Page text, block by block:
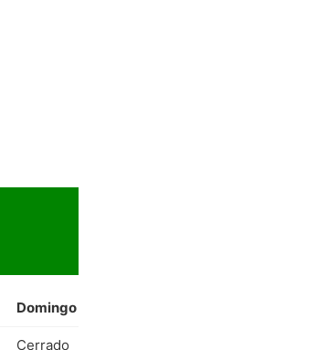
Domingo
Cerrado